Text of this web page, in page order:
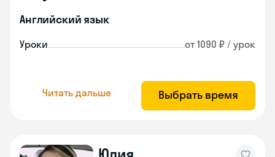
Английский язык
Уроки от 1090 ₽ / урок
Читать дальше Выбрать время